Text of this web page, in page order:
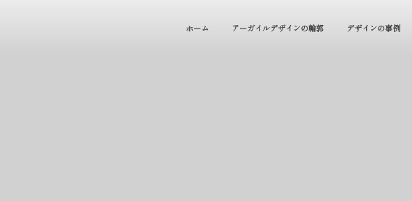
ホーム アーガイルデザインの輪郭 デザインの事例